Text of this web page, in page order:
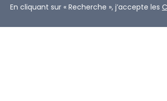
En cliquant sur « Recherche », j’accepte les